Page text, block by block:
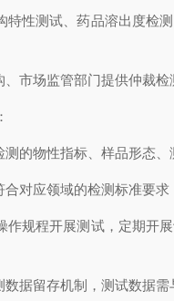
测试、药品溶出度检测
场监管部门提供仲裁检
物性指标、样品形态、
应领域的检测标准要求
程开展测试，定期开展
留存机制，测试数据需